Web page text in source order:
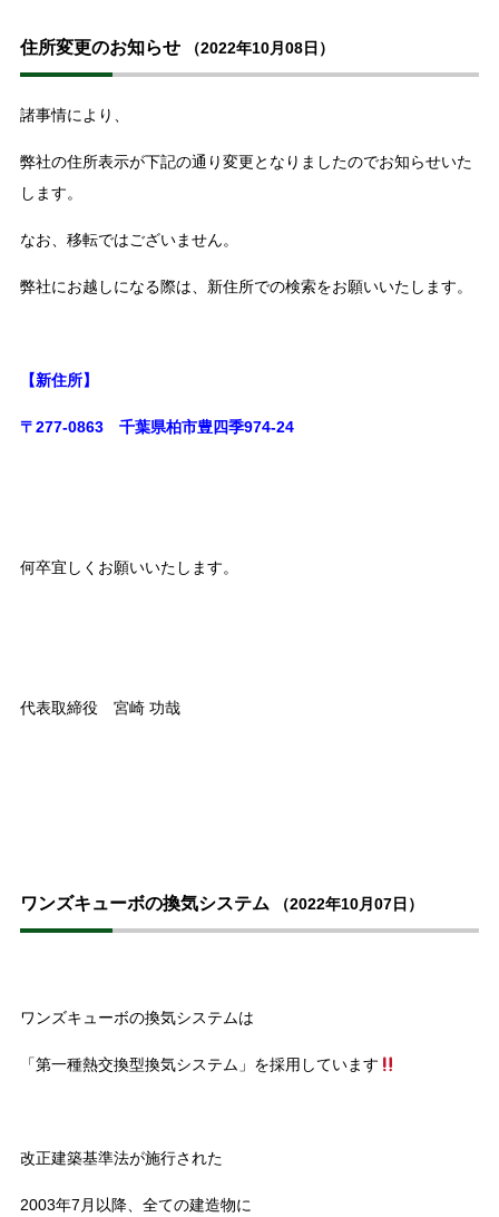
住所変更のお知らせ （2022年10月08日）
諸事情により、
弊社の住所表示が下記の通り変更となりましたのでお知らせいた
します。
なお、移転ではございません。
弊社にお越しになる際は、新住所での検索をお願いいたします。
【新住所】
〒277-0863 千葉県柏市豊四季974-24
何卒宜しくお願いいたします。
代表取締役 宮崎 功哉
ワンズキューボの換気システム （2022年10月07日）
ワンズキューボの換気システムは
「第一種熱交換型換気システム」を採用しています
改正建築基準法が施行された
2003年7月以降、全ての建造物に